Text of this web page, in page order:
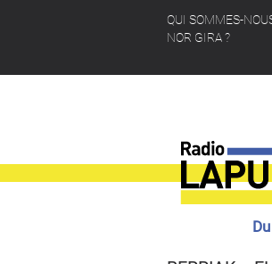
QUI SOMMES-
NOR GIRA ?